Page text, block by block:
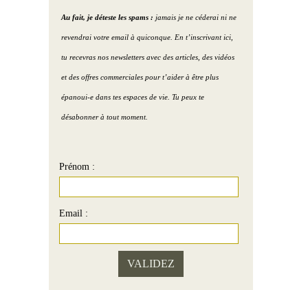
Au fait, je déteste les spams : jamais je ne céderai ni ne
revendrai votre email à quiconque. En t’inscrivant ici,
tu recevras nos newsletters avec des articles, des vidéos
et des offres commerciales pour t’aider à être plus
épanoui-e dans tes espaces de vie. Tu peux te
désabonner à tout moment.
Prénom :
Email :